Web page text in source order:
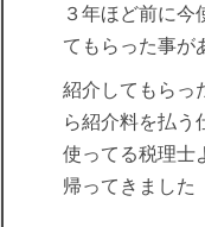
３年ほど前に今
てもらった事が
紹介してもらっ
ら紹介料を払う
使ってる税理士
帰ってきました